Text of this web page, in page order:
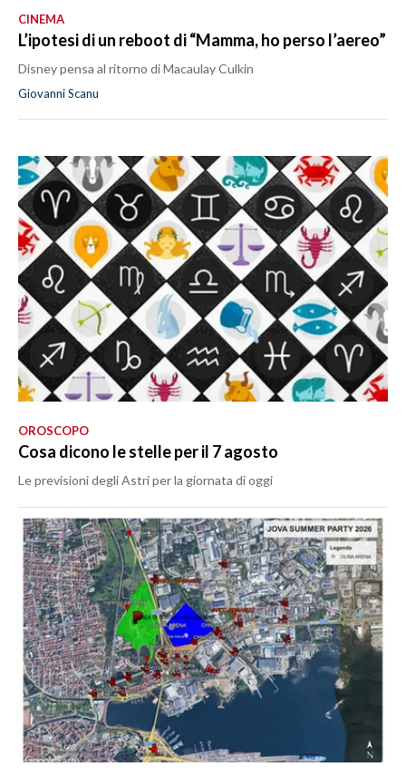
CINEMA
L’ipotesi di un reboot di “Mamma, ho perso l’aereo”
Disney pensa al ritorno di Macaulay Culkin
Giovanni Scanu
OROSCOPO
Cosa dicono le stelle per il 7 agosto
Le previsioni degli Astri per la giornata di oggi